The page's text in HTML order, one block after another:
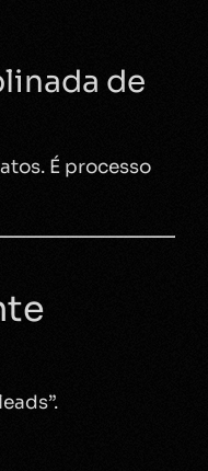
de
É processo